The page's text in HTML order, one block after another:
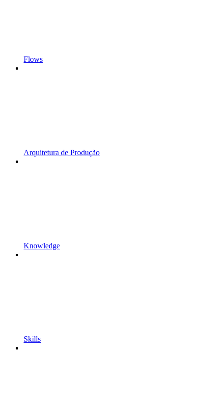
Flows
Arquitetura de Produção
Knowledge
Skills